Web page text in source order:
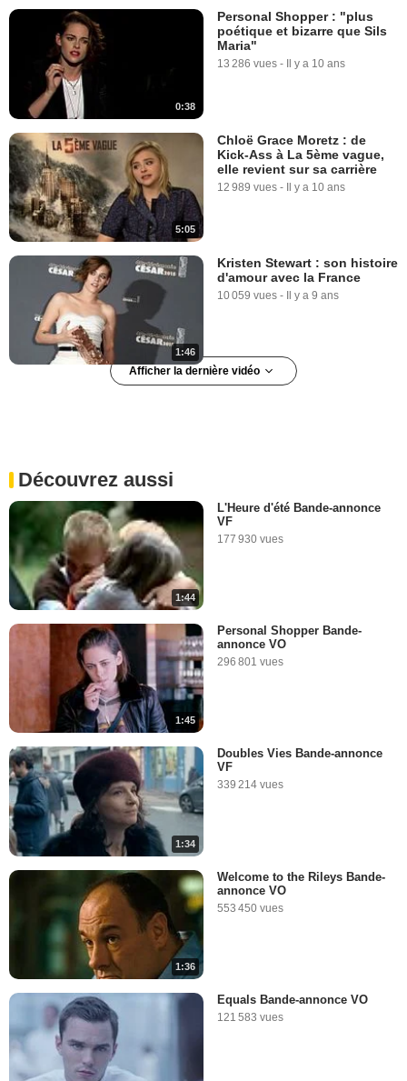
0:38
Personal Shopper : "plus
poétique et bizarre que Sils
Maria"
13 286 vues - Il y a 10 ans
5:05
Chloë Grace Moretz : de
Kick-Ass à La 5ème vague,
elle revient sur sa carrière
12 989 vues - Il y a 10 ans
1:46
Kristen Stewart : son histoire
d'amour avec la France
10 059 vues - Il y a 9 ans
Afficher la dernière vidéo
2:08
Découvrez aussi
1:44
L'Heure d'été Bande-annonce
VF
177 930 vues
1:45
Personal Shopper Bande-
annonce VO
296 801 vues
1:34
Doubles Vies Bande-annonce
VF
339 214 vues
1:36
Welcome to the Rileys Bande-
annonce VO
553 450 vues
Equals Bande-annonce VO
121 583 vues